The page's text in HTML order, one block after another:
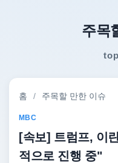
주목
홈 / 주목할 만한 이슈
MBC
[속보] 트럼프, 이
적으로 진행 중"